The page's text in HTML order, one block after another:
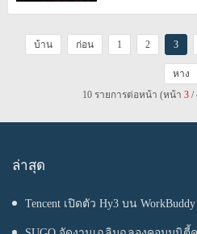
บ้าน ก่อน 1 2 3
หาง
10 รายการต่อหน้า (หน้า 3/
ล่าสุด
Tencent เปิดตัว Hy3 บน